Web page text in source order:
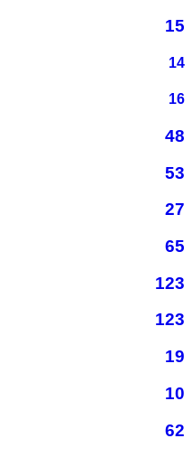
15
14
16
48
53
27
65
123
123
19
10
62